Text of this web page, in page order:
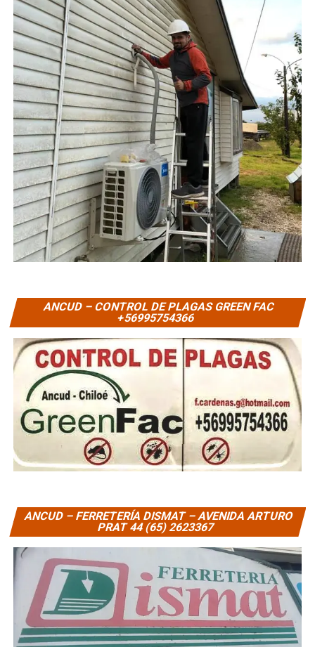
ANCUD – CONTROL DE PLAGAS GREEN FAC
+56995754366
ANCUD – FERRETERÍA DISMAT – AVENIDA ARTURO
PRAT 44 (65) 2623367